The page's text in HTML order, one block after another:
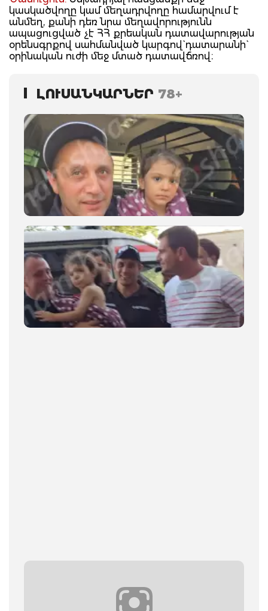
կասկածվողը կամ մեղադրվողը համարվում է
անմեղ, քանի դեռ նրա մեղավորությունն
ապացուցված չէ ՀՀ քրեական դատավարության
օրենսգրքով սահմանված կարգով` դատարանի`
օրինական ուժի մեջ մտած դատավճռով։
ԼՈՒՍԱՆԿԱՐՆԵՐ 78+